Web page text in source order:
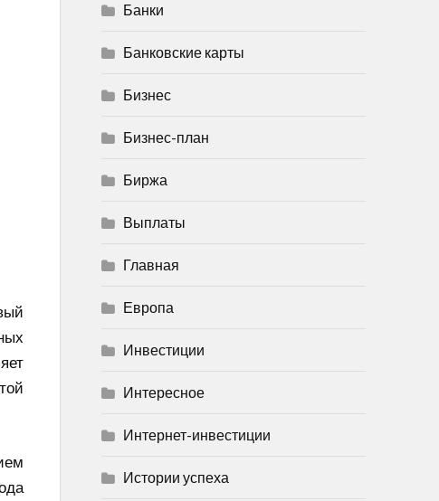
Банки
Банковские карты
Бизнес
Бизнес-план
Биржа
Выплаты
Главная
Европа
Инвестиции
Интересное
Интернет-инвестиции
Истории успеха